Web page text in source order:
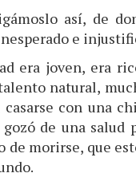
así, de
e
era joven, era
natural,
casarse con una
de una salud
de morirse, que